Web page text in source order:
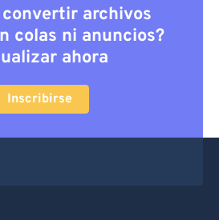
convertir archivos
colas ni anuncios?
ahora
Inscribirse